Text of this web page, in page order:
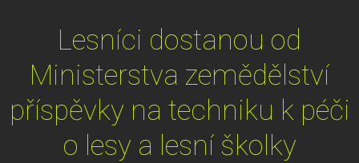
Lesníci dostanou od
Ministerstva zemědělství
příspěvky na techniku k péči
o lesy a lesní školky